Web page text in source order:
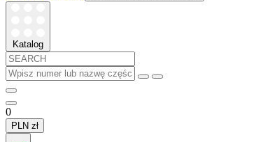
Katalog
0
PLN zł